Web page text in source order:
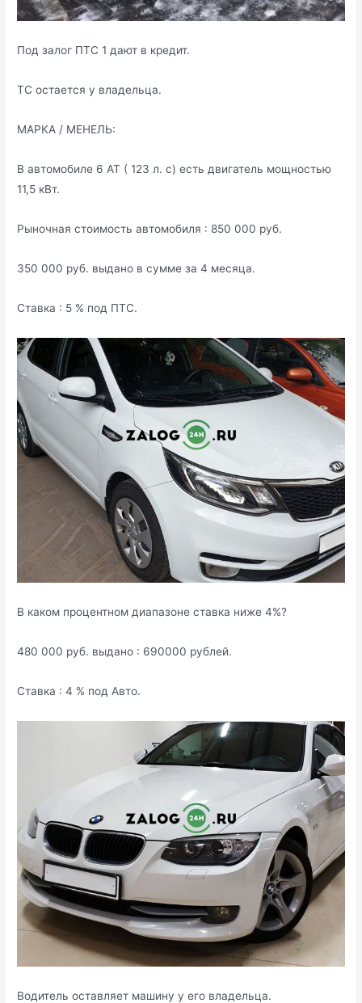
Под залог ПТС 1 дают в кредит.
ТС остается у владельца.
МАРКА / МЕНЕЛЬ:
В автомобиле 6 AT ( 123 л. с) есть двигатель мощностью
11,5 кВт.
Рыночная стоимость автомобиля : 850 000 руб.
350 000 руб. выдано в сумме за 4 месяца.
Ставка : 5 % под ПТС.
В каком процентном диапазоне ставка ниже 4%?
480 000 руб. выдано : 690000 рублей.
Ставка : 4 % под Авто.
Водитель оставляет машину у его владельца.